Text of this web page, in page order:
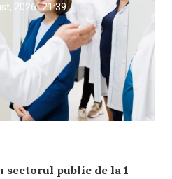
2026 21:39
public de la 1